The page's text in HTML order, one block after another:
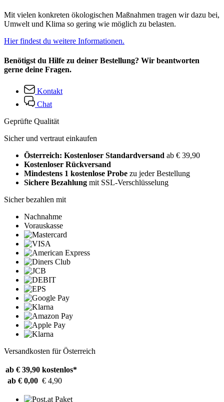
Mit vielen konkreten ökologischen Maßnahmen tragen wir dazu bei,
Umwelt und Klima so gering wie möglich zu belasten.
Hier findest du weitere Informationen.
Benötigst du Hilfe zu deiner Bestellung? Wir beantworten
gerne deine Fragen.
Kontakt
Chat
Geprüfte Qualität
Sicher und vertraut einkaufen
Österreich: Kostenloser Standardversand ab € 39,90
Kostenloser Rückversand
Mindestens 1 kostenlose Probe zu jeder Bestellung
Sichere Bezahlung mit SSL-Verschlüsselung
Sicher bezahlen mit
Nachnahme
Vorauskasse
Versandkosten für Österreich
ab € 39,90 kostenlos*
ab € 0,00 € 4,90